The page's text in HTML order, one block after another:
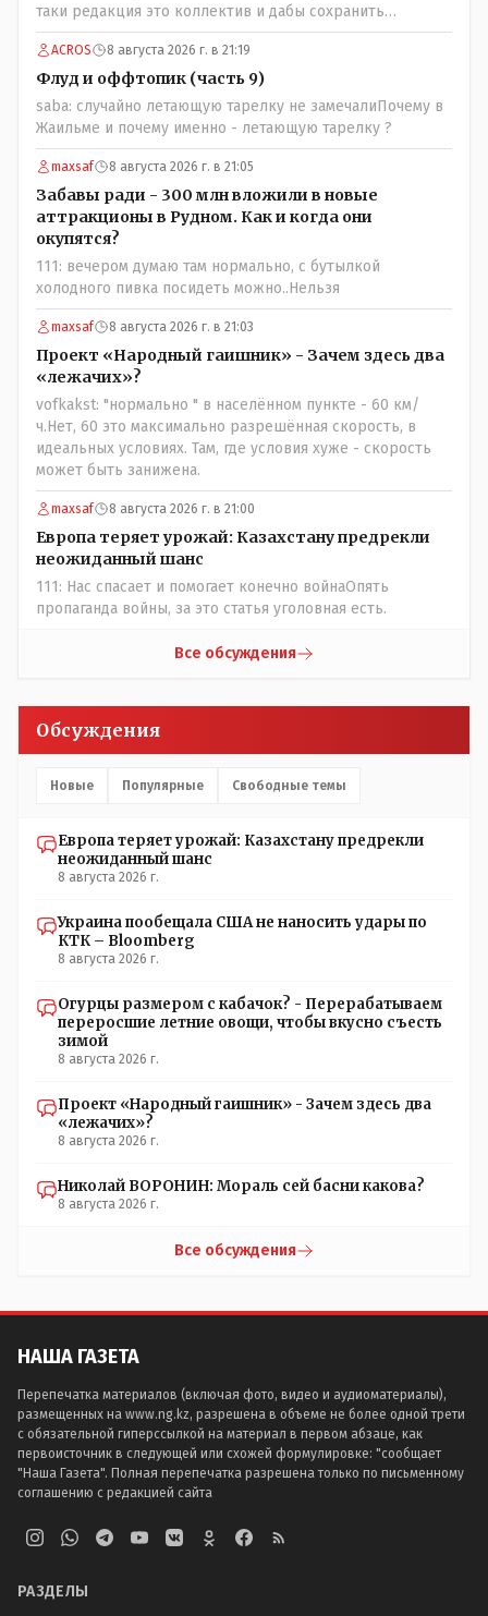
таки редакция это коллектив и дабы сохранить
профессиональное лицо можно было бы и указать
Общественному объединению на не корректность
высказываний о вас в том тоне в котором была та
публикация.В комментарии от ОО было и мнение, и
факт. На мнение я ответил там же. В том же тоне
отвечать не намерен, но акценты расставил. А вот факт
нужно было проверить. Что мы и сделали. И если это вы
называете зависимостью, то у меня другое
представление об этом термине.
ACROS 8 августа 2026 г. в 21:19
Флуд и оффтопик (часть 9)
saba: случайно летающую тарелку не замечалиПочему в
Жаильме и почему именно - летающую тарелку ?
maxsaf 8 августа 2026 г. в 21:05
Забавы ради - 300 млн вложили в новые
аттракционы в Рудном. Как и когда они
окупятся?
111: вечером думаю там нормально, с бутылкой
холодного пивка посидеть можно..Нельзя
maxsaf 8 августа 2026 г. в 21:03
Проект «Народный гаишник» - Зачем здесь два
«лежачих»?
vofkakst: "нормально " в населённом пункте - 60 км/
ч.Нет, 60 это максимально разрешённая скорость, в
идеальных условиях. Там, где условия хуже - скорость
может быть занижена.
maxsaf 8 августа 2026 г. в 21:00
Европа теряет урожай: Казахстану предрекли
неожиданный шанс
111: Нас спасает и помогает конечно войнаОпять
пропаганда войны, за это статья уголовная есть.
Все обсуждения
Обсуждения
Новые Популярные Свободные темы
Европа теряет урожай: Казахстану предрекли
неожиданный шанс
8 августа 2026 г.
Украина пообещала США не наносить удары по
КТК – Bloomberg
8 августа 2026 г.
Огурцы размером с кабачок? - Перерабатываем
переросшие летние овощи, чтобы вкусно съесть
зимой
8 августа 2026 г.
Проект «Народный гаишник» - Зачем здесь два
«лежачих»?
8 августа 2026 г.
Николай ВОРОНИН: Мораль сей басни какова?
8 августа 2026 г.
Все обсуждения
НАША ГАЗЕТА
Перепечатка материалов (включая фото, видео и аудиоматериалы),
размещенных на www.ng.kz, разрешена в объеме не более одной трети
с обязательной гиперссылкой на материал в первом абзаце, как
первоисточник в следующей или схожей формулировке: "сообщает
"Наша Газета". Полная перепечатка разрешена только по письменному
соглашению с редакцией сайта
РАЗДЕЛЫ